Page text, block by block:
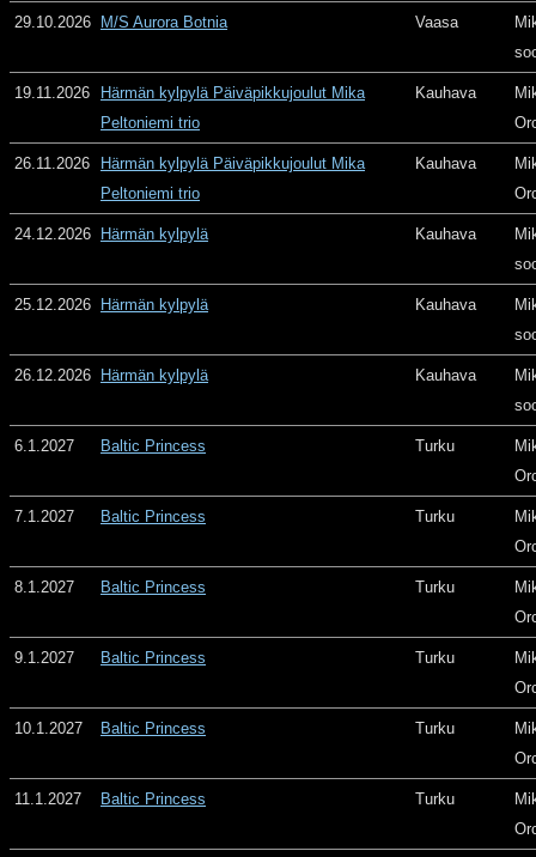
29.10.2026 M/S Aurora Botnia Vaasa
19.11.2026
Härmän kylpylä Päiväpikkujoulut Mika
Peltoniemi trio
Kauhava
26.11.2026
Härmän kylpylä Päiväpikkujoulut Mika
Peltoniemi trio
Kauhava
24.12.2026 Härmän kylpylä Kauhava
25.12.2026 Härmän kylpylä Kauhava
26.12.2026 Härmän kylpylä Kauhava
6.1.2027 Baltic Princess Turku
7.1.2027 Baltic Princess Turku
8.1.2027 Baltic Princess Turku
9.1.2027 Baltic Princess Turku
10.1.2027 Baltic Princess Turku
11.1.2027 Baltic Princess Turku